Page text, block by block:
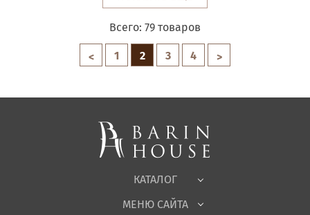
Всего: 79 товаров
< 1 2 3 4 >
КАТАЛОГ
Спальни, Кровати
Корпусная мебель
Офисная мебель
Садовая мебель
МЕНЮ САЙТА